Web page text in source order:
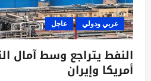
عربي ودولي عاجل
النفط يتراجع وسط آمال
أمريكا وإيران